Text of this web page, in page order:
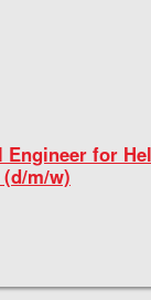
Engineer for
m/w)